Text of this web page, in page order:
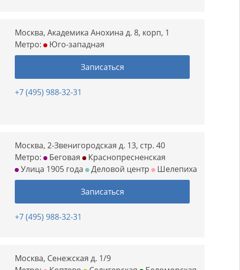
Москва, Академика Анохина д. 8, корп, 1
Метро:
Юго-западная
Записаться
+7 (495) 988-32-31
Москва, 2-Звенигородская д. 13, стр. 40
Метро:
Беговая
Краснопресненская
Улица 1905 года
Деловой центр Шелепиха
Записаться
+7 (495) 988-32-31
Москва, Сенежская д. 1/9